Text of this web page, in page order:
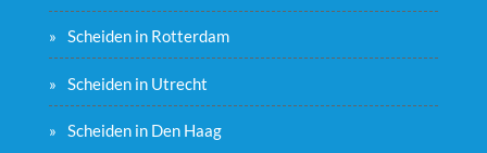
Scheiden in Rotterdam
Scheiden in Utrecht
Scheiden in Den Haag